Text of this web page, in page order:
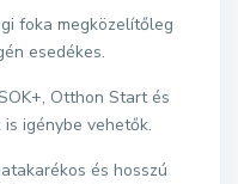
foka megközelítőleg
esedékes.
Otthon Start és
igénybe vehetők.
és hosszú